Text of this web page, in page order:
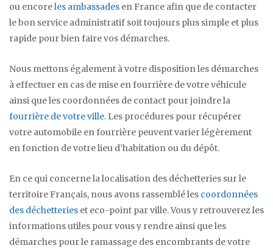
ou encoreles ambassades en France afin que de contacter
le bon service administratif soit toujours plus simple et plus
rapide pour bien faire vos démarches.
Nous mettons également à votre disposition les démarches
à effectuer en cas de mise en fourrière de votre véhicule
ainsi que les coordonnées de contact pour joindre la
fourrière de votre ville. Les procédures pour récupérer
votre automobile en fourrière peuvent varier légèrement
en fonction de votre lieu d’habitation ou du dépôt.
En ce qui concerne la localisation des déchetteries sur le
territoire Français, nous avons rassemblé les coordonnées
des déchetteries et eco-point par ville. Vous y retrouverez les
informations utiles pour vous y rendre ainsi que les
démarches pour le ramassage des encombrants de votre